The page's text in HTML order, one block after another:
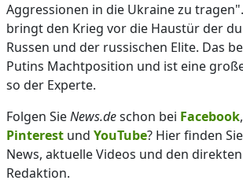
Aggressionen in die Ukraine zu
bringt den Krieg vor die Haustür der
Russen und der russischen Elite. Das
Putins Machtposition und ist eine
so der Experte.
Folgen SieNews.deschon bei Facebook,
Pinterest und YouTube? Hier finden
News, aktuelle Videos und den
Redaktion.